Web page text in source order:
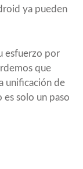
ya pueden
esfuerzo por
que
unificación de
solo un paso